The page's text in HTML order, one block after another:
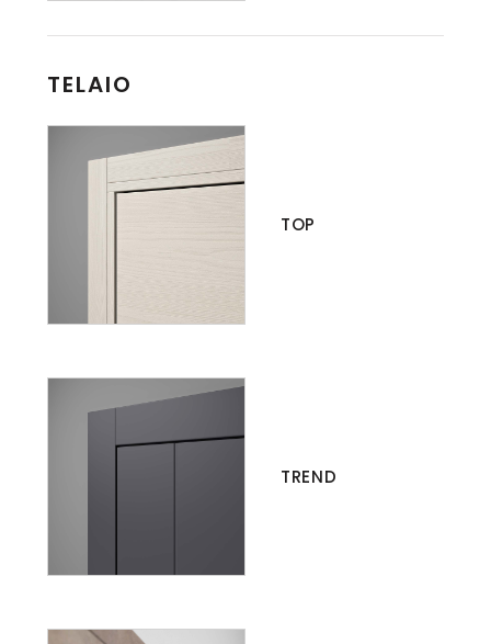
TELAIO
TOP
TREND